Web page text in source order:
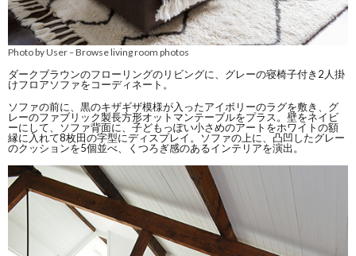
Photo by User–Browse living room photos
ダークブラウンのフローリングのリビングに、グレーの寝椅子付き2人掛
けフロアソファをコーディネート。
ソファの前に、黒のキザギザ模様が入ったアイボリーのラグを敷き、グ
レーのファブリック製長方形オットマンテーブルをプラス。壁をネイビ
ーにして、ソファ背面に、子どもっぽい小さめのアートをホワイトの額
縁に入れて8枚田の字型にディスプレイ。ソファの上に、凸凹したグレー
のクッションを5個並べ、くつろぎ感のあるインテリアを演出。